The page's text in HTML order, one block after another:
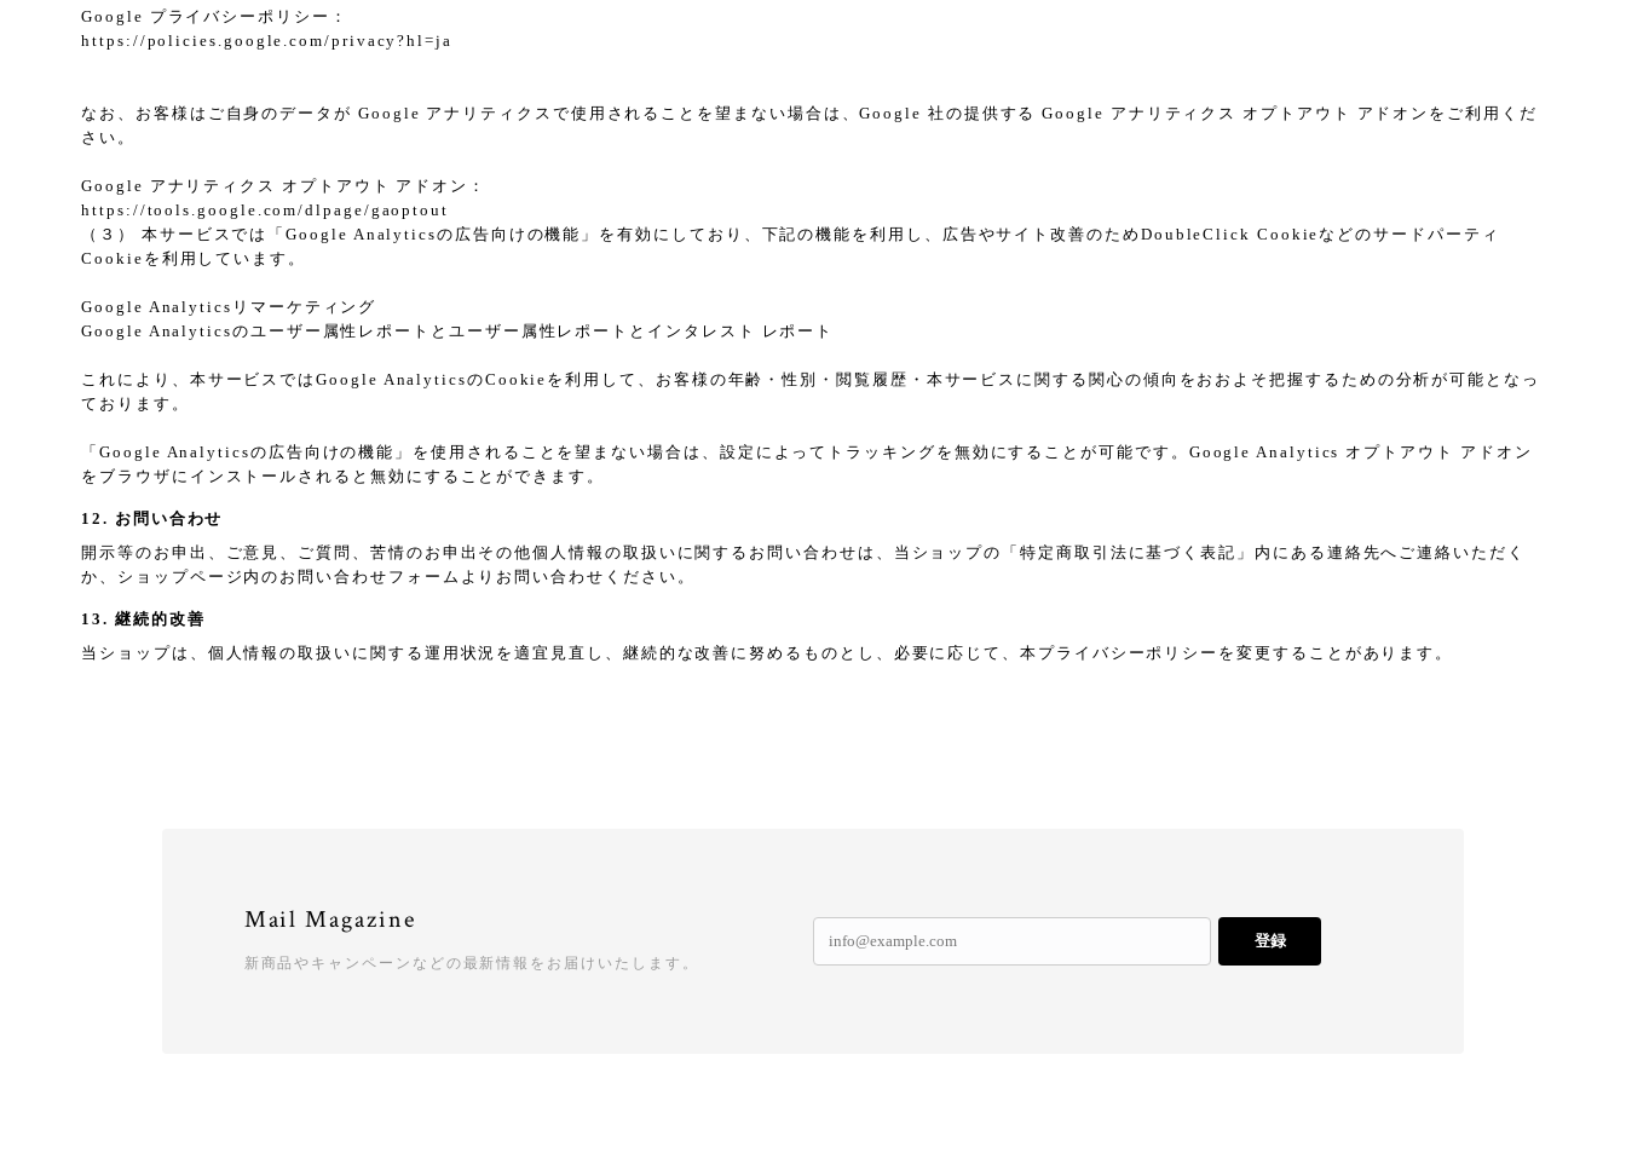
Google プライバシーポリシー：
https://policies.google.com/privacy?hl=ja
なお、お客様はご自身のデータが Google アナリティクスで使用されることを望まない場合は、Google 社の提供する Google アナリティクス オプトアウト アドオンをご利用くだ
さい。
Google アナリティクス オプトアウト アドオン：
https://tools.google.com/dlpage/gaoptout
（３） 本サービスでは「Google Analyticsの広告向けの機能」を有効にしており、下記の機能を利用し、広告やサイト改善のためDoubleClick Cookieなどのサードパーティ
Cookieを利用しています。
Google Analyticsリマーケティング
Google Analyticsのユーザー属性レポートとユーザー属性レポートとインタレスト レポート
これにより、本サービスではGoogle AnalyticsのCookieを利用して、お客様の年齢・性別・閲覧履歴・本サービスに関する関心の傾向をおおよそ把握するための分析が可能となっ
ております。
「Google Analyticsの広告向けの機能」を使用されることを望まない場合は、設定によってトラッキングを無効にすることが可能です。Google Analytics オプトアウト アドオン
をブラウザにインストールされると無効にすることができます。
12. お問い合わせ
開示等のお申出、ご意見、ご質問、苦情のお申出その他個人情報の取扱いに関するお問い合わせは、当ショップの「特定商取引法に基づく表記」内にある連絡先へご連絡いただく
か、ショップページ内のお問い合わせフォームよりお問い合わせください。
13. 継続的改善
当ショップは、個人情報の取扱いに関する運用状況を適宜見直し、継続的な改善に努めるものとし、必要に応じて、本プライバシーポリシーを変更することがあります。
Mail Magazine
新商品やキャンペーンなどの最新情報をお届けいたします。
登録